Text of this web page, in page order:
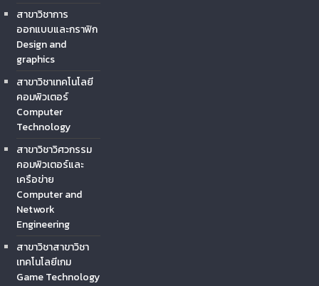
สาขาวิชาการ
ออกแบบและกราฟิก
Design and
graphics
สาขาวิชาเทคโนโลยี
คอมพิวเตอร์
Computer
Technology
สาขาวิชาวิศวกรรม
คอมพิวเตอร์และ
เครือข่าย
Computer and
Network
Engineering
สาขาวิชาสาขาวิชา
เทคโนโลยีเกม
Game Technology